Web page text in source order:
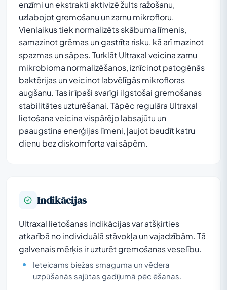
enzīmi un ekstrakti aktivizē žults ražošanu,
uzlabojot gremošanu un zarnu mikrofloru.
Vienlaikus tiek normalizēts skābuma līmenis,
samazinot grēmas un gastrīta risku, kā arī mazinot
spazmas un sāpes. Turklāt Ultraxal veicina zarnu
mikrobioma normalizēšanos, iznīcinot patogēnās
baktērijas un veicinot labvēlīgās mikrofloras
augšanu. Tas ir īpaši svarīgi ilgstošai gremošanas
stabilitātes uzturēšanai. Tāpēc regulāra Ultraxal
lietošana veicina vispārējo labsajūtu un
paaugstina enerģijas līmeni, ļaujot baudīt katru
dienu bez diskomforta vai sāpēm.
Indikācijas
Ultraxal lietošanas indikācijas var atšķirties
atkarībā no individuālā stāvokļa un vajadzībām. Tā
galvenais mērķis ir uzturēt gremošanas veselību.
Ieteicams biežas smaguma un vēdera
uzpūšanās sajūtas gadījumā pēc ēšanas.